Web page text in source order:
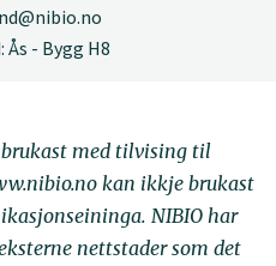
- Bygg H8
med tilvising til
kan ikkje brukast
NIBIO har
nettstader som det